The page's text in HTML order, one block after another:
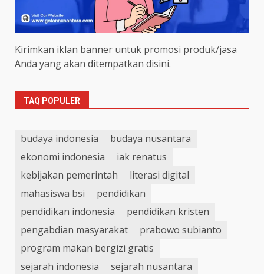
Kirimkan iklan banner untuk promosi produk/jasa
Anda yang akan ditempatkan disini.
TAQ POPULER
budaya indonesia
budaya nusantara
ekonomi indonesia
iak renatus
kebijakan pemerintah
literasi digital
mahasiswa bsi
pendidikan
pendidikan indonesia
pendidikan kristen
pengabdian masyarakat
prabowo subianto
program makan bergizi gratis
sejarah indonesia
sejarah nusantara